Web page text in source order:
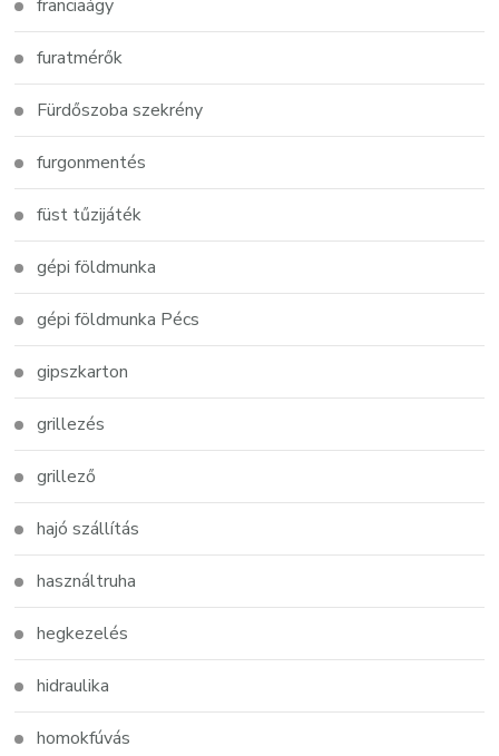
franciaágy
furatmérők
Fürdőszoba szekrény
furgonmentés
füst tűzijáték
gépi földmunka
gépi földmunka Pécs
gipszkarton
grillezés
grillező
hajó szállítás
használtruha
hegkezelés
hidraulika
homokfúvás